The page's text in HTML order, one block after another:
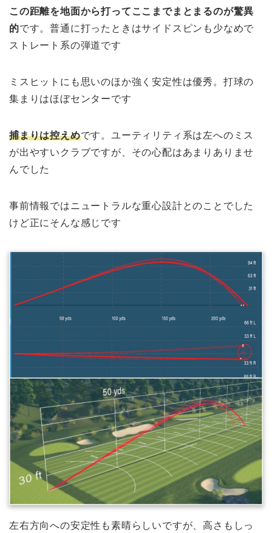
この距離を地面から打ってここまでまとまるのが驚異
的です。普通に打ったときはサイドスピンも少なめで
ストレート系の弾道です
ミスヒットにも思いのほか強く安定性は優秀。打球の
集まりはほぼセンターです
捕まりは控えめです。ユーティリティ系は左へのミス
が出やすいクラブですが、その心配はあまりありませ
んでした
事前情報ではニュートラルな重心設計とのことでした
けど正にそんな感じです
左右方向への安定性も素晴らしいですが、高さもしっ